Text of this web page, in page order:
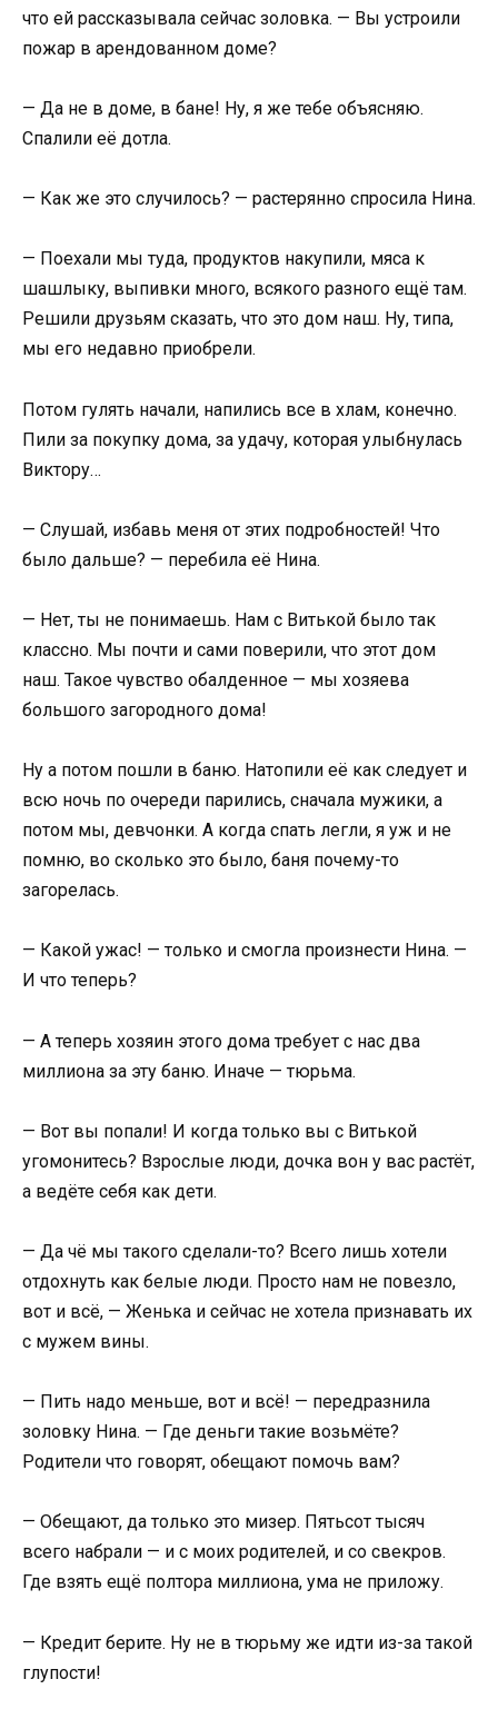
что ей рассказывала сейчас золовка. — Вы устроили
пожар в арендованном доме?
— Да не в доме, в бане! Ну, я же тебе объясняю.
Спалили её дотла.
— Как же это случилось? — растерянно спросила Нина.
— Поехали мы туда, продуктов накупили, мяса к
шашлыку, выпивки много, всякого разного ещё там.
Решили друзьям сказать, что это дом наш. Ну, типа,
мы его недавно приобрели.
Потом гулять начали, напились все в хлам, конечно.
Пили за покупку дома, за удачу, которая улыбнулась
Виктору…
— Слушай, избавь меня от этих подробностей! Что
было дальше? — перебила её Нина.
— Нет, ты не понимаешь. Нам с Витькой было так
классно. Мы почти и сами поверили, что этот дом
наш. Такое чувство обалденное — мы хозяева
большого загородного дома!
Ну а потом пошли в баню. Натопили её как следует и
всю ночь по очереди парились, сначала мужики, а
потом мы, девчонки. А когда спать легли, я уж и не
помню, во сколько это было, баня почему-то
загорелась.
— Какой ужас! — только и смогла произнести Нина. —
И что теперь?
— А теперь хозяин этого дома требует с нас два
миллиона за эту баню. Иначе — тюрьма.
— Вот вы попали! И когда только вы с Витькой
угомонитесь? Взрослые люди, дочка вон у вас растёт,
а ведёте себя как дети.
— Да чё мы такого сделали-то? Всего лишь хотели
отдохнуть как белые люди. Просто нам не повезло,
вот и всё, — Женька и сейчас не хотела признавать их
с мужем вины.
— Пить надо меньше, вот и всё! — передразнила
золовку Нина. — Где деньги такие возьмёте?
Родители что говорят, обещают помочь вам?
— Обещают, да только это мизер. Пятьсот тысяч
всего набрали — и с моих родителей, и со свекров.
Где взять ещё полтора миллиона, ума не приложу.
— Кредит берите. Ну не в тюрьму же идти из-за такой
глупости!